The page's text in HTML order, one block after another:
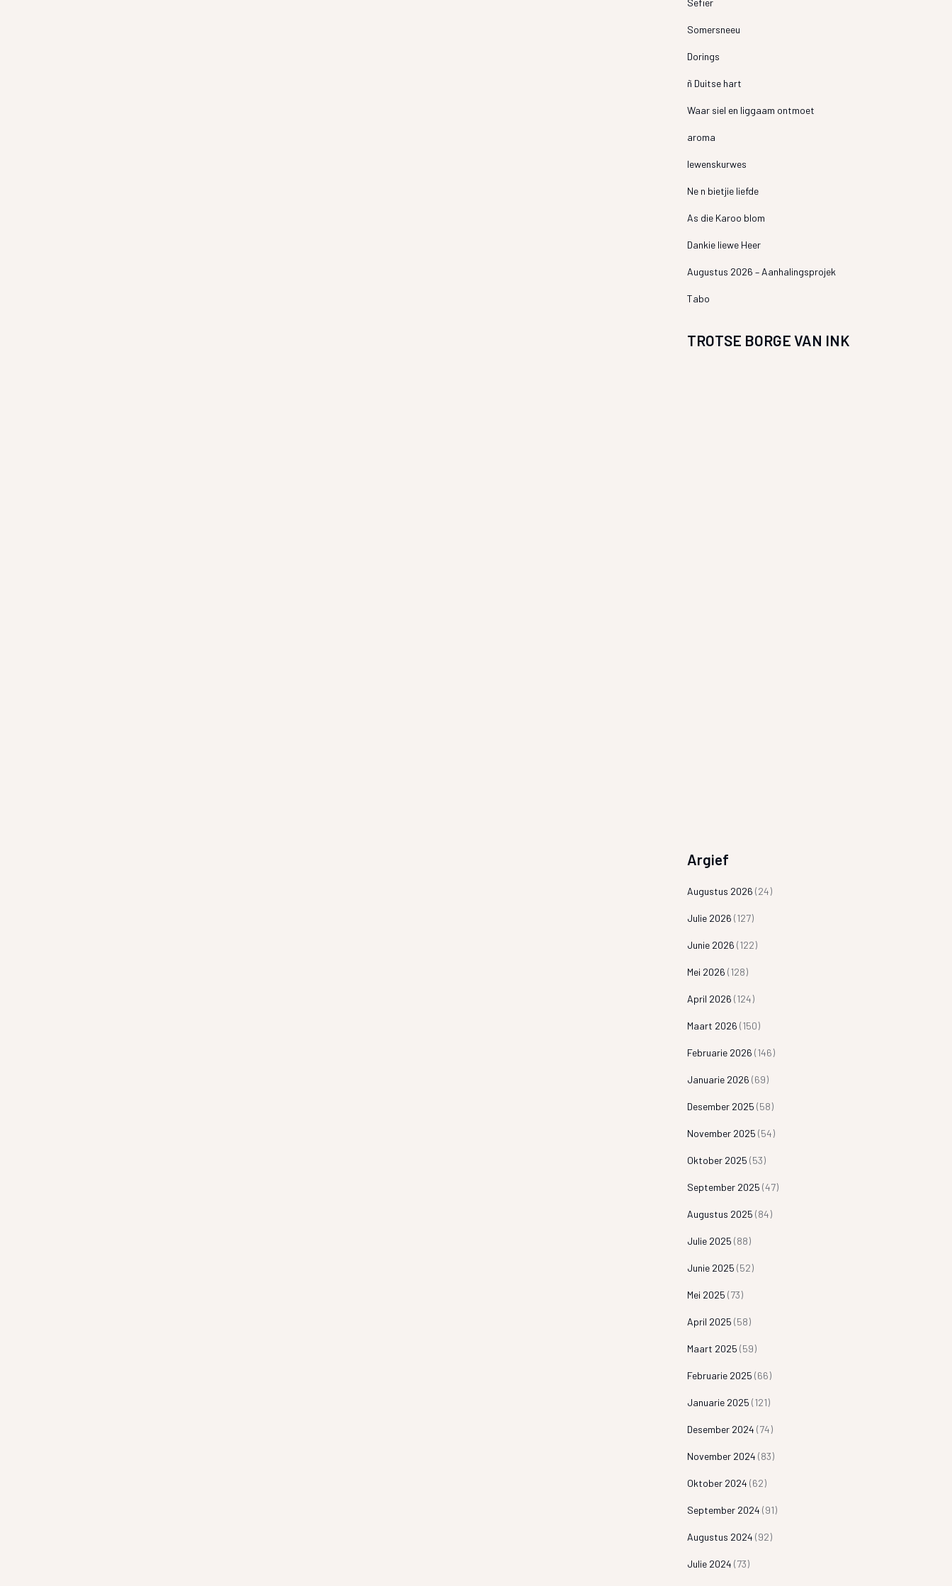
Sefier
Somersneeu
Dorings
ñ Duitse hart
Waar siel en liggaam ontmoet
aroma
lewenskurwes
Ne n bietjie liefde
As die Karoo blom
Dankie liewe Heer
Augustus 2026 – Aanhalingsprojek
Tabo
TROTSE BORGE VAN INK
Argief
Augustus 2026 (24)
Julie 2026 (127)
Junie 2026 (122)
Mei 2026 (128)
April 2026 (124)
Maart 2026 (150)
Februarie 2026 (146)
Januarie 2026 (69)
Desember 2025 (58)
November 2025 (54)
Oktober 2025 (53)
September 2025 (47)
Augustus 2025 (84)
Julie 2025 (88)
Junie 2025 (52)
Mei 2025 (73)
April 2025 (58)
Maart 2025 (59)
Februarie 2025 (66)
Januarie 2025 (121)
Desember 2024 (74)
November 2024 (83)
Oktober 2024 (62)
September 2024 (91)
Augustus 2024 (92)
Julie 2024 (73)